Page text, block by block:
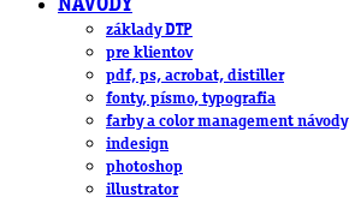
NÁVODY
základy DTP
pre klientov
pdf, ps, acrobat, distiller
fonty, písmo, typografia
farby a color management návody
indesign
photoshop
illustrator